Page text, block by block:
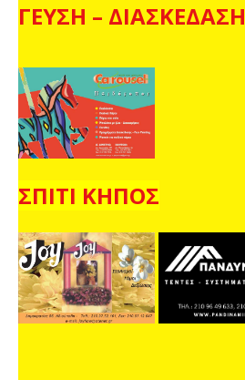
ΓΕΥΣΗ – ΔΙΑΣΚΕΔΑΣΗ
ΣΠΙΤΙ ΚΗΠΟΣ